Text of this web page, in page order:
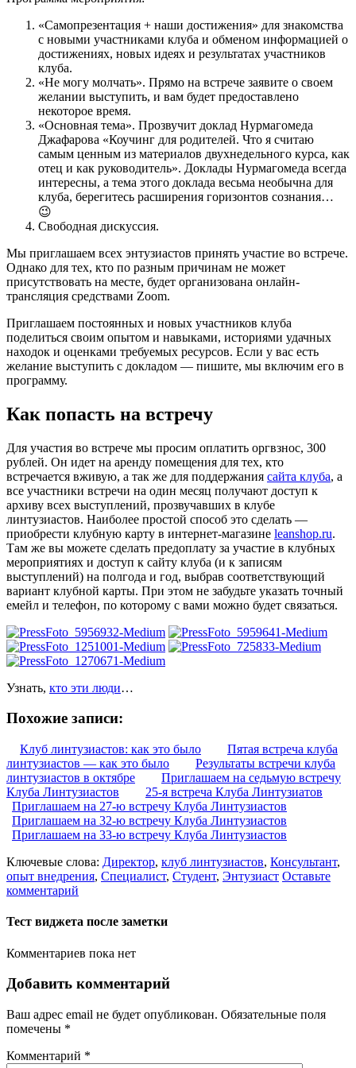
«Самопрезентация + наши достижения» для знакомства
с новыми участниками клуба и обменом информацией о
достижениях, новых идеях и результатах участников
клуба.
«Не могу молчать». Прямо на встрече заявите о своем
желании выступить, и вам будет предоставлено
некоторое время.
«Основная тема». Прозвучит доклад Нурмагомеда
Джафарова «Коучинг для родителей. Что я считаю
самым ценным из материалов двухнедельного курса, как
отец и как руководитель». Доклады Нурмагомеда всегда
интересны, а тема этого доклада весьма необычна для
клуба, берегитесь расширения горизонтов сознания…
😉
Свободная дискуссия.
Мы приглашаем всех энтузиастов принять участие во встрече.
Однако для тех, кто по разным причинам не может
присутствовать на месте, будет организована онлайн-
трансляция средствами Zoom.
Приглашаем постоянных и новых участников клуба
поделиться своим опытом и навыками, историями удачных
находок и оценками требуемых ресурсов. Если у вас есть
желание выступить с докладом — пишите, мы включим его в
программу.
Как попасть на встречу
Для участия во встрече мы просим оплатить оргвзнос, 300
рублей. Он идет на аренду помещения для тех, кто
встречается вживую, а так же для поддержания сайта клуба, а
все участники встречи на один месяц получают доступ к
архиву всех выступлений, прозвучавших в клубе
линтузиастов. Наиболее простой способ это сделать —
приобрести клубную карту в интернет-магазине leanshop.ru.
Там же вы можете сделать предоплату за участие в клубных
мероприятиях и доступ к сайту клуба (и к записям
выступлений) на полгода и год, выбрав соответствующий
вариант клубной карты. При этом не забудьте указать точный
емейл и телефон, по которому с вами можно будет связаться.
Узнать, кто эти люди…
Похожие записи:
Клуб линтузиастов: как это было
Пятая встреча клуба
линтузиастов — как это было
Результаты встречи клуба
линтузиастов в октябре
Приглашаем на седьмую встречу
Клуба Линтузиастов
25-я встреча Клуба Линтузиатов
Приглашаем на 27-ю встречу Клуба Линтузиастов
Приглашаем на 32-ю встречу Клуба Линтузиастов
Приглашаем на 33-ю встречу Клуба Линтузиастов
Ключевые слова: Директор, клуб линтузиастов, Консультант,
опыт внедрения, Специалист, Студент, Энтузиаст Оставьте
комментарий
Тест виджета после заметки
Комментариев пока нет
Добавить комментарий
Ваш адрес email не будет опубликован. Обязательные поля
помечены *
Комментарий *